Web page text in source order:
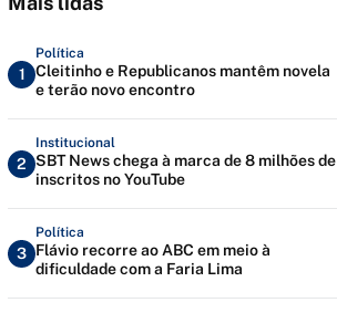
1
Política
Cleitinho e Republicanos mantêm novela
e terão novo encontro
2
Institucional
SBT News chega à marca de 8 milhões de
inscritos no YouTube
3
Política
Flávio recorre ao ABC em meio à
dificuldade com a Faria Lima